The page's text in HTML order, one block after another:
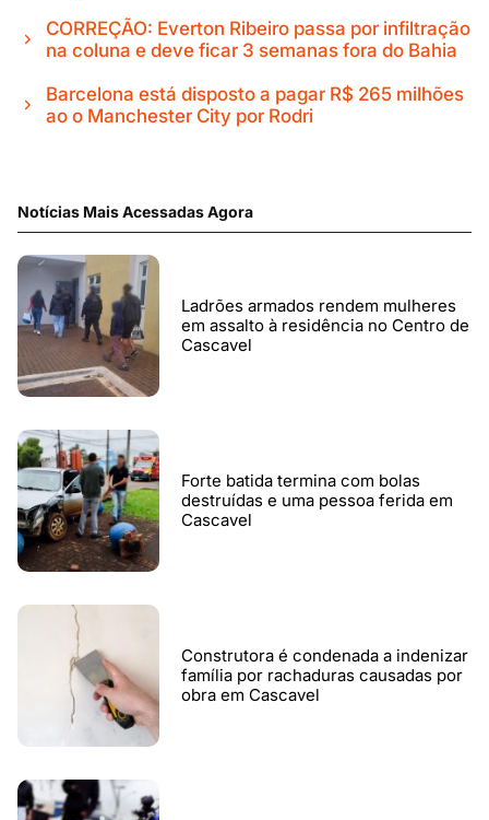
CORREÇÃO: Everton Ribeiro passa por infiltração
na coluna e deve ficar 3 semanas fora do Bahia
Barcelona está disposto a pagar R$ 265 milhões
ao o Manchester City por Rodri
Notícias Mais Acessadas Agora
Ladrões armados rendem mulheres
em assalto à residência no Centro de
Cascavel
Forte batida termina com bolas
destruídas e uma pessoa ferida em
Cascavel
Construtora é condenada a indenizar
família por rachaduras causadas por
obra em Cascavel